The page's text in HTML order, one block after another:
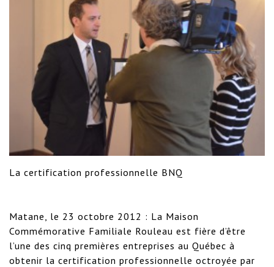
La certification professionnelle BNQ
Matane, le 23 octobre 2012 : La Maison
Commémorative Familiale Rouleau est fière d’être
l’une des cinq premières entreprises au Québec à
obtenir la certification professionnelle octroyée par